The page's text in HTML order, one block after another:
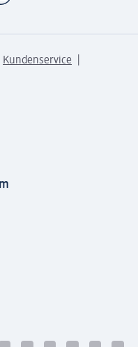
Kundenservice